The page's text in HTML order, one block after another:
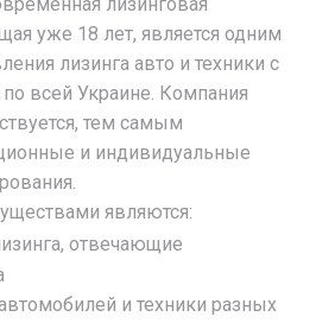
лизинговая
уже 18 лет, является одним
лизинга авто и техники с
всей Украине. Компания
тем самым
и индивидуальные
являются:
отвечающие
и техники разных